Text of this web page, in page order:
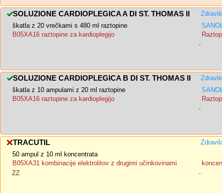
SOLUZIONE CARDIOPLEGICA A DI ST. THOMAS II
škatla z 20 vrečkami s 480 ml raztopine
B05XA16 raztopine za kardioplegijo
-
SOLUZIONE CARDIOPLEGICA B DI ST. THOMAS II
škatla z 10 ampulami z 20 ml raztopine
B05XA16 raztopine za kardioplegijo
-
TRACUTIL
50 ampul z 10 ml koncentrata
B05XA31 kombinacije elektrolitov z drugimi učinkovinami
ZZ
-